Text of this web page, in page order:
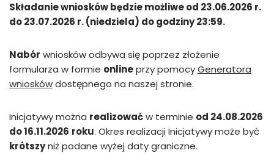
Składanie wniosków będzie możliwe od 23.06.2026 r.
do 23.07.2026 r. (niedziela) do godziny 23:59.
Nabór wniosków odbywa się poprzez złożenie
formularza w formie onlineprzy pomocyGeneratora
wnioskówdostępnego na naszej stronie.
Inicjatywy można realizowaćw terminie od 24.08.2026
do 16.11.2026 roku. Okres realizacji Inicjatywy może być
krótszyniż podane wyżej daty graniczne.